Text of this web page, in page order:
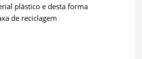
plástico e desta forma
de reciclagem